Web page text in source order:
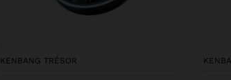
KENBANG TRÉSOR